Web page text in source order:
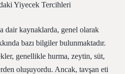
Yiyecek Tercihleri
dair kaynaklarda, genel olarak
bazı bilgiler bulunmaktadır.
genellikle hurma, zeytin, süt,
oluşuyordu. Ancak, tavşan eti